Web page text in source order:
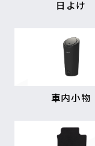
日よけ
車内小物